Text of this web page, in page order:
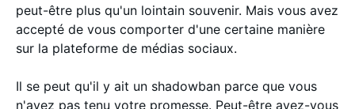
peut-être plus qu'un lointain souvenir. Mais vous avez
accepté de vous comporter d'une certaine manière
sur la plateforme de médias sociaux.
Il se peut qu'il y ait un shadowban parce que vous
n'avez pas tenu votre promesse. Peut-être avez-vous